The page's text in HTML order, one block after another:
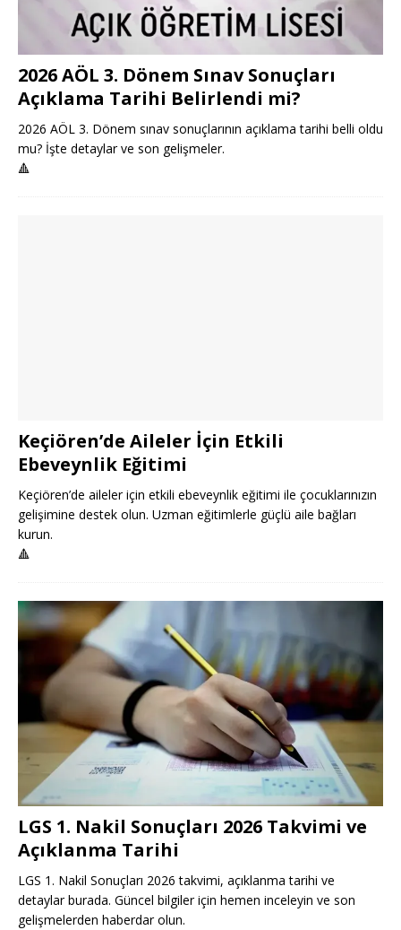
2026 AÖL 3. Dönem Sınav Sonuçları
Açıklama Tarihi Belirlendi mi?
2026 AÖL 3. Dönem sınav sonuçlarının açıklama tarihi belli oldu
mu? İşte detaylar ve son gelişmeler.
🔺
Keçiören’de Aileler İçin Etkili
Ebeveynlik Eğitimi
Keçiören’de aileler için etkili ebeveynlik eğitimi ile çocuklarınızın
gelişimine destek olun. Uzman eğitimlerle güçlü aile bağları
kurun.
🔺
LGS 1. Nakil Sonuçları 2026 Takvimi ve
Açıklanma Tarihi
LGS 1. Nakil Sonuçları 2026 takvimi, açıklanma tarihi ve
detaylar burada. Güncel bilgiler için hemen inceleyin ve son
gelişmelerden haberdar olun.